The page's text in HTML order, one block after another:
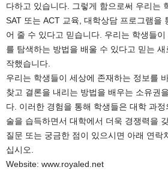
다하고 있습니다. 그렇게 함으로써 우리는
SAT 또는 ACT 교육, 대학상담 프로그램을
어 줄 수 있다고 믿습니다. 우리는 학생들
를 탐색하는 방법을 배울 수 있다고 믿는
작했습니다.
우리는 학생들이 세상에 존재하는 정보를
찾고 결론을 내리는 방법을 배우는 소유권
다. 이러한 경험을 통해 학생들은 대학 과
술을 습득하면서 대학에서 더욱 경쟁력을
질문 또는 궁금한 점이 있으시면 아래 연락
십시오.
Website: www.royaled.net